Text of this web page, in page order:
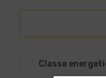
Classe